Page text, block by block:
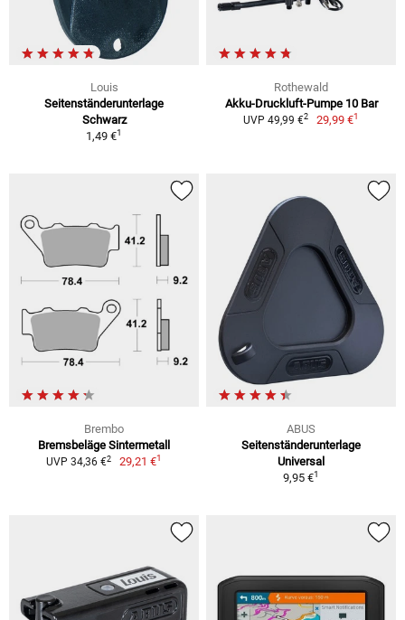
Louis
Seitenständerunterlage
Schwarz
1,49 €1
Rothewald
Akku-Druckluft-Pumpe 10 Bar
UVP 49,99 €2 29,99 €1
Brembo
Bremsbeläge Sintermetall
UVP 34,36 €2 29,21 €1
ABUS
Seitenständerunterlage
Universal
9,95 €1